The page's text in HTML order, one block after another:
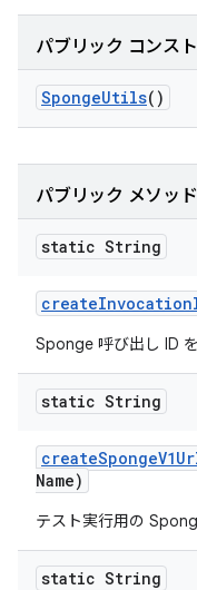
パブリック コンス
SpongeUtils()
パブリック メソッド
static String
createInvocation
Sponge 呼び出し ID を
static String
createSponge
Name)
テスト実行用の
static String